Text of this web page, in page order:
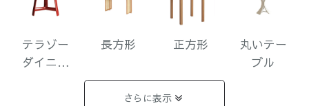
テラゾー
ダイニン
長方形 正方形
丸いテー
ブル
さらに表示